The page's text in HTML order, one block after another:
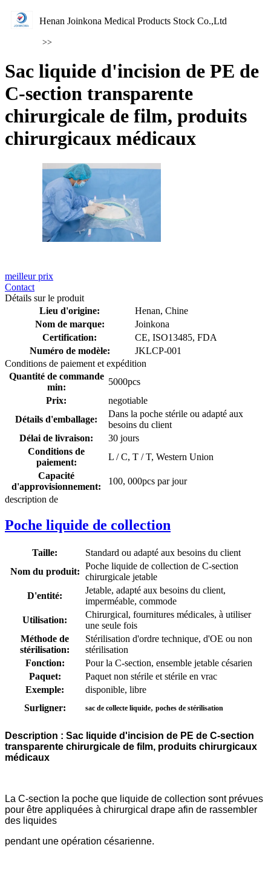
Henan Joinkona Medical Products Stock Co.,Ltd
>>
Sac liquide d'incision de PE de
C-section transparente
chirurgicale de film, produits
chirurgicaux médicaux
meilleur prix
Contact
Détails sur le produit
Lieu d'origine:
Henan, Chine
Nom de marque:
Joinkona
Certification:
CE, ISO13485, FDA
Numéro de modèle:
JKLCP-001
Conditions de paiement et expédition
Quantité de commande
min:
5000pcs
Prix:
negotiable
Détails d'emballage:
Dans la poche stérile ou adapté aux
besoins du client
Délai de livraison:
30 jours
Conditions de
paiement:
L / C, T / T, Western Union
Capacité
d'approvisionnement:
100, 000pcs par jour
description de
Poche liquide de collection
Taille:
Standard ou adapté aux besoins du client
Nom du produit:
Poche liquide de collection de C-section
chirurgicale jetable
D'entité:
Jetable, adapté aux besoins du client,
imperméable, commode
Utilisation:
Chirurgical, fournitures médicales, à utiliser
une seule fois
Méthode de
stérilisation:
Stérilisation d'ordre technique, d'OE ou non
stérilisation
Fonction:
Pour la C-section, ensemble jetable césarien
Paquet:
Paquet non stérile et stérile en vrac
Exemple:
disponible, libre
Surligner:
sac de collecte liquide, poches de stérilisation
Description : Sac liquide d'incision de PE de C-section
transparente chirurgicale de film, produits chirurgicaux
médicaux
La C-section la poche que liquide de collection sont prévues
pour être appliquées à chirurgical drape afin de rassembler
des liquides
pendant une opération césarienne.